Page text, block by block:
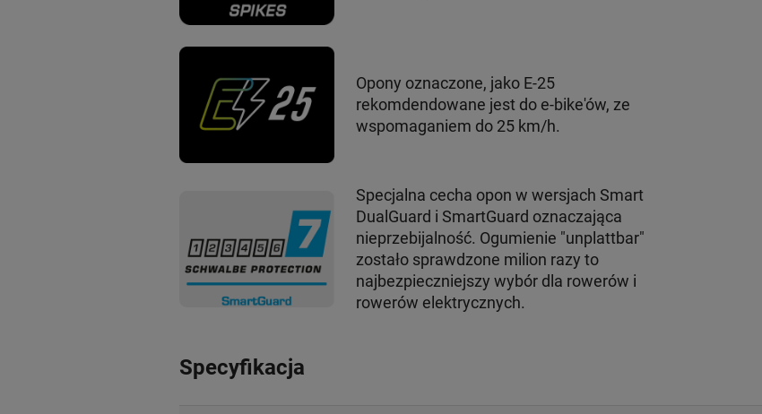
Opony oznaczone, jako E-25
rekomdendowane jest do e-bike'ów, ze
wspomaganiem do 25 km/h.
Specjalna cecha opon w wersjach Smart
DualGuard i SmartGuard oznaczająca
nieprzebijalność. Ogumienie "unplattbar"
zostało sprawdzone milion razy to
najbezpieczniejszy wybór dla rowerów i
rowerów elektrycznych.
Specyfikacja